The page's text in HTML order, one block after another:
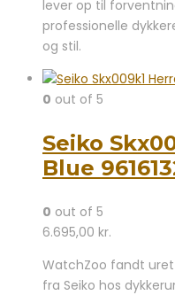
lever op til
professionelle
og stil.
0 out of 5
Seiko
Blue
0 out of 5
6.695,00 kr.
WatchZoo fandt uret
fra Seiko hos